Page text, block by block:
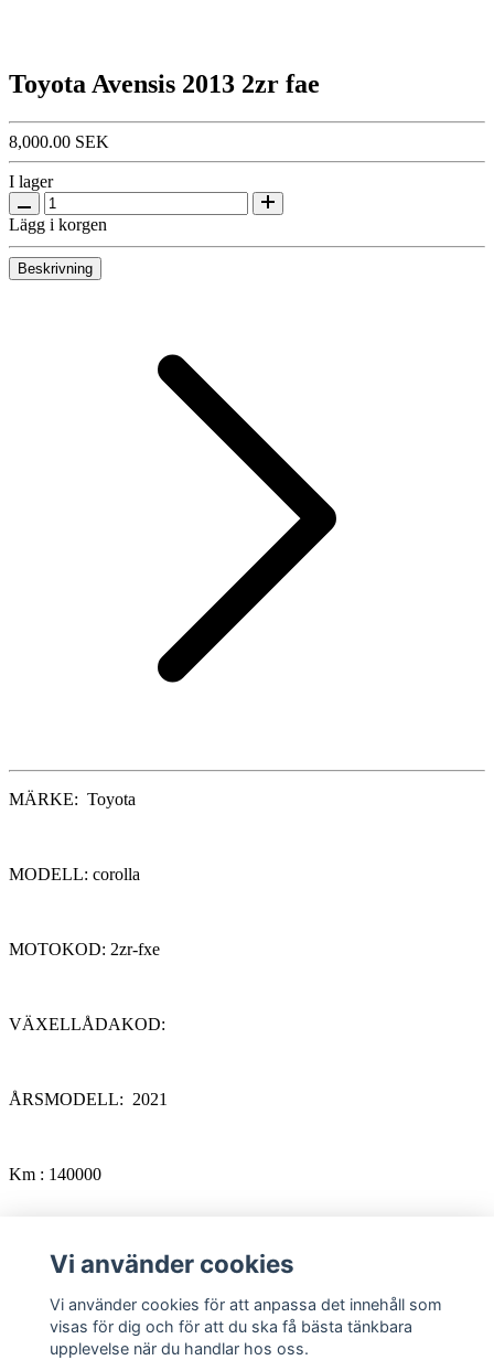
Toyota Avensis 2013 2zr fae
8,000.00 SEK
I lager
Lägg i korgen
Beskrivning
MÄRKE: Toyota
MODELL: corolla
MOTOKOD: 2zr-fxe
VÄXELLÅDAKOD:
ÅRSMODELL: 2021
Km : 140000
GARANTI: 3 månader
Vi använder cookies
Vi använder cookies för att anpassa det innehåll som
visas för dig och för att du ska få bästa tänkbara
upplevelse när du handlar hos oss.